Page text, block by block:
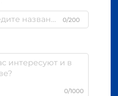
0/200
0/1000